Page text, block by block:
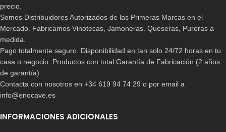
PINO EN ROBLE
PINO EN COLOR MARRÓN OSCURO
PINO EN COLOR NEGRO/GRAFITO
Botellero Especial en Isla
para 126 botellas
717,50
precio.
Somos Distribuidores Autorizados de las Primeras Marcas en el
Mercado. Fabricamos Vinotecas, Jamoneras. Queseras, Pureras a
medida.
Pago totalmente seguro. Disponibilidad en tan solo 24/72 horas en tu
casa o negocio. Productos con total Garantía de Fabricación (2 años
de garantía)
Contacta con nosotros en +34 619 94 74 29 o por email a
info@enocave.es
INFORMACIONES ADICIONALES